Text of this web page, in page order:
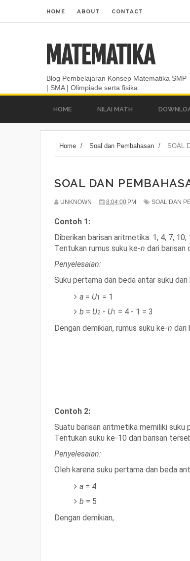
HOME ABOUT CONTACT
MATEMATIKA
Blog Pembelajaran Konsep Matematika SMP
| SMA | Olimpiade serta fisika
HOME NILAI MATH
Home / Soal dan Pembahasan / SOAL
SOAL DAN
UNKNOWN 8:04:00 PM SOAL DAN
Contoh 1:
Diberikan barisan aritmetika: 1, 4, 7, 10,
Tentukan rumus suku ke-n dari barisan
Penyelesaian:
Suku pertama dan beda antar suku
a = U1
= 1
b = U2 - U1
= 4 - 1 = 3
Dengan demikian, rumus suku ke-n dari
Contoh 2:
Suatu barisan aritmetika memiliki suku
Tentukan suku ke-10 dari barisan
Penyelesaian:
Oleh karena suku pertama dan beda
a = 4
b = 5
Dengan demikian,